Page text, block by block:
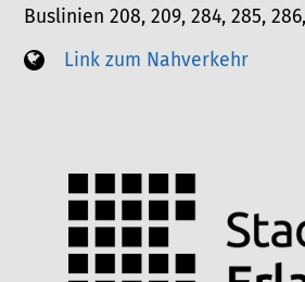
Buslinien 208, 209, 284, 285,
Link zum Nahverkehr